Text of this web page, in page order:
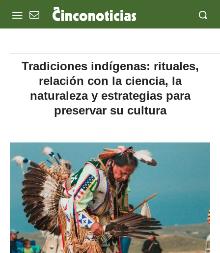
Tradiciones indígenas: rituales,
relación con la ciencia, la
naturaleza y estrategias para
preservar su cultura